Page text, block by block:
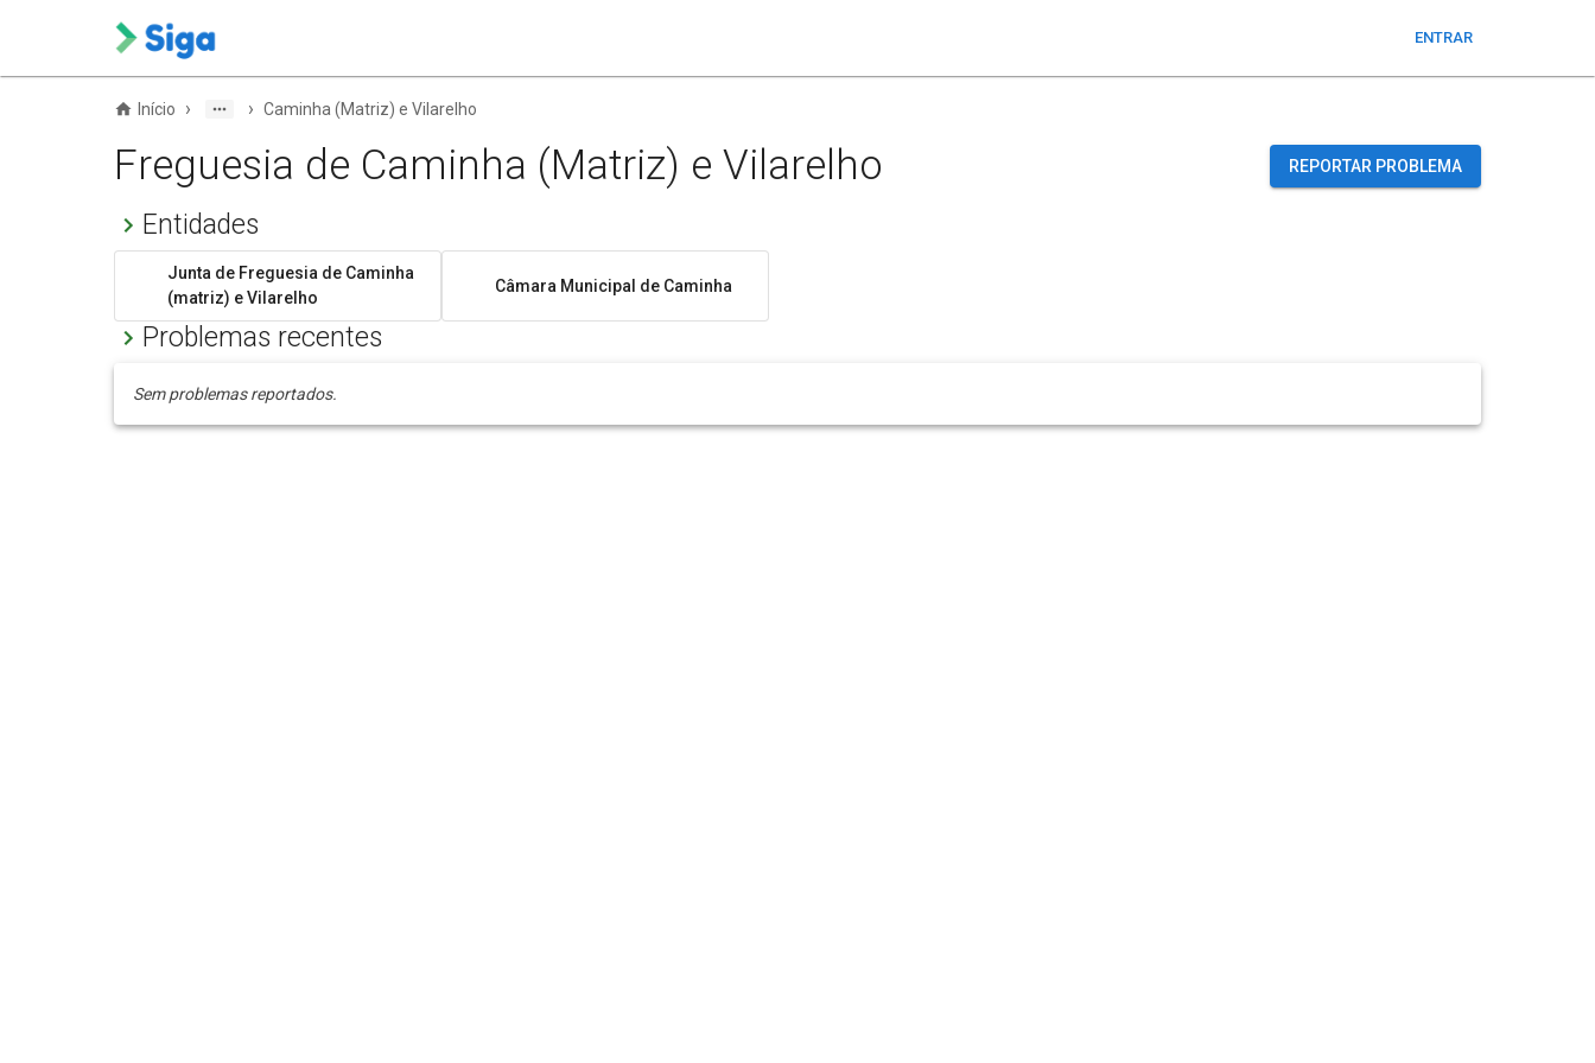
ENTRAR
Início › › Caminha (Matriz) e Vilarelho
Freguesia de Caminha (Matriz) e Vilarelho REPORTAR PROBLEMA
Entidades
Junta de Freguesia de Caminha
(matriz) e Vilarelho
Câmara Municipal de Caminha
Problemas recentes
Sem problemas reportados.